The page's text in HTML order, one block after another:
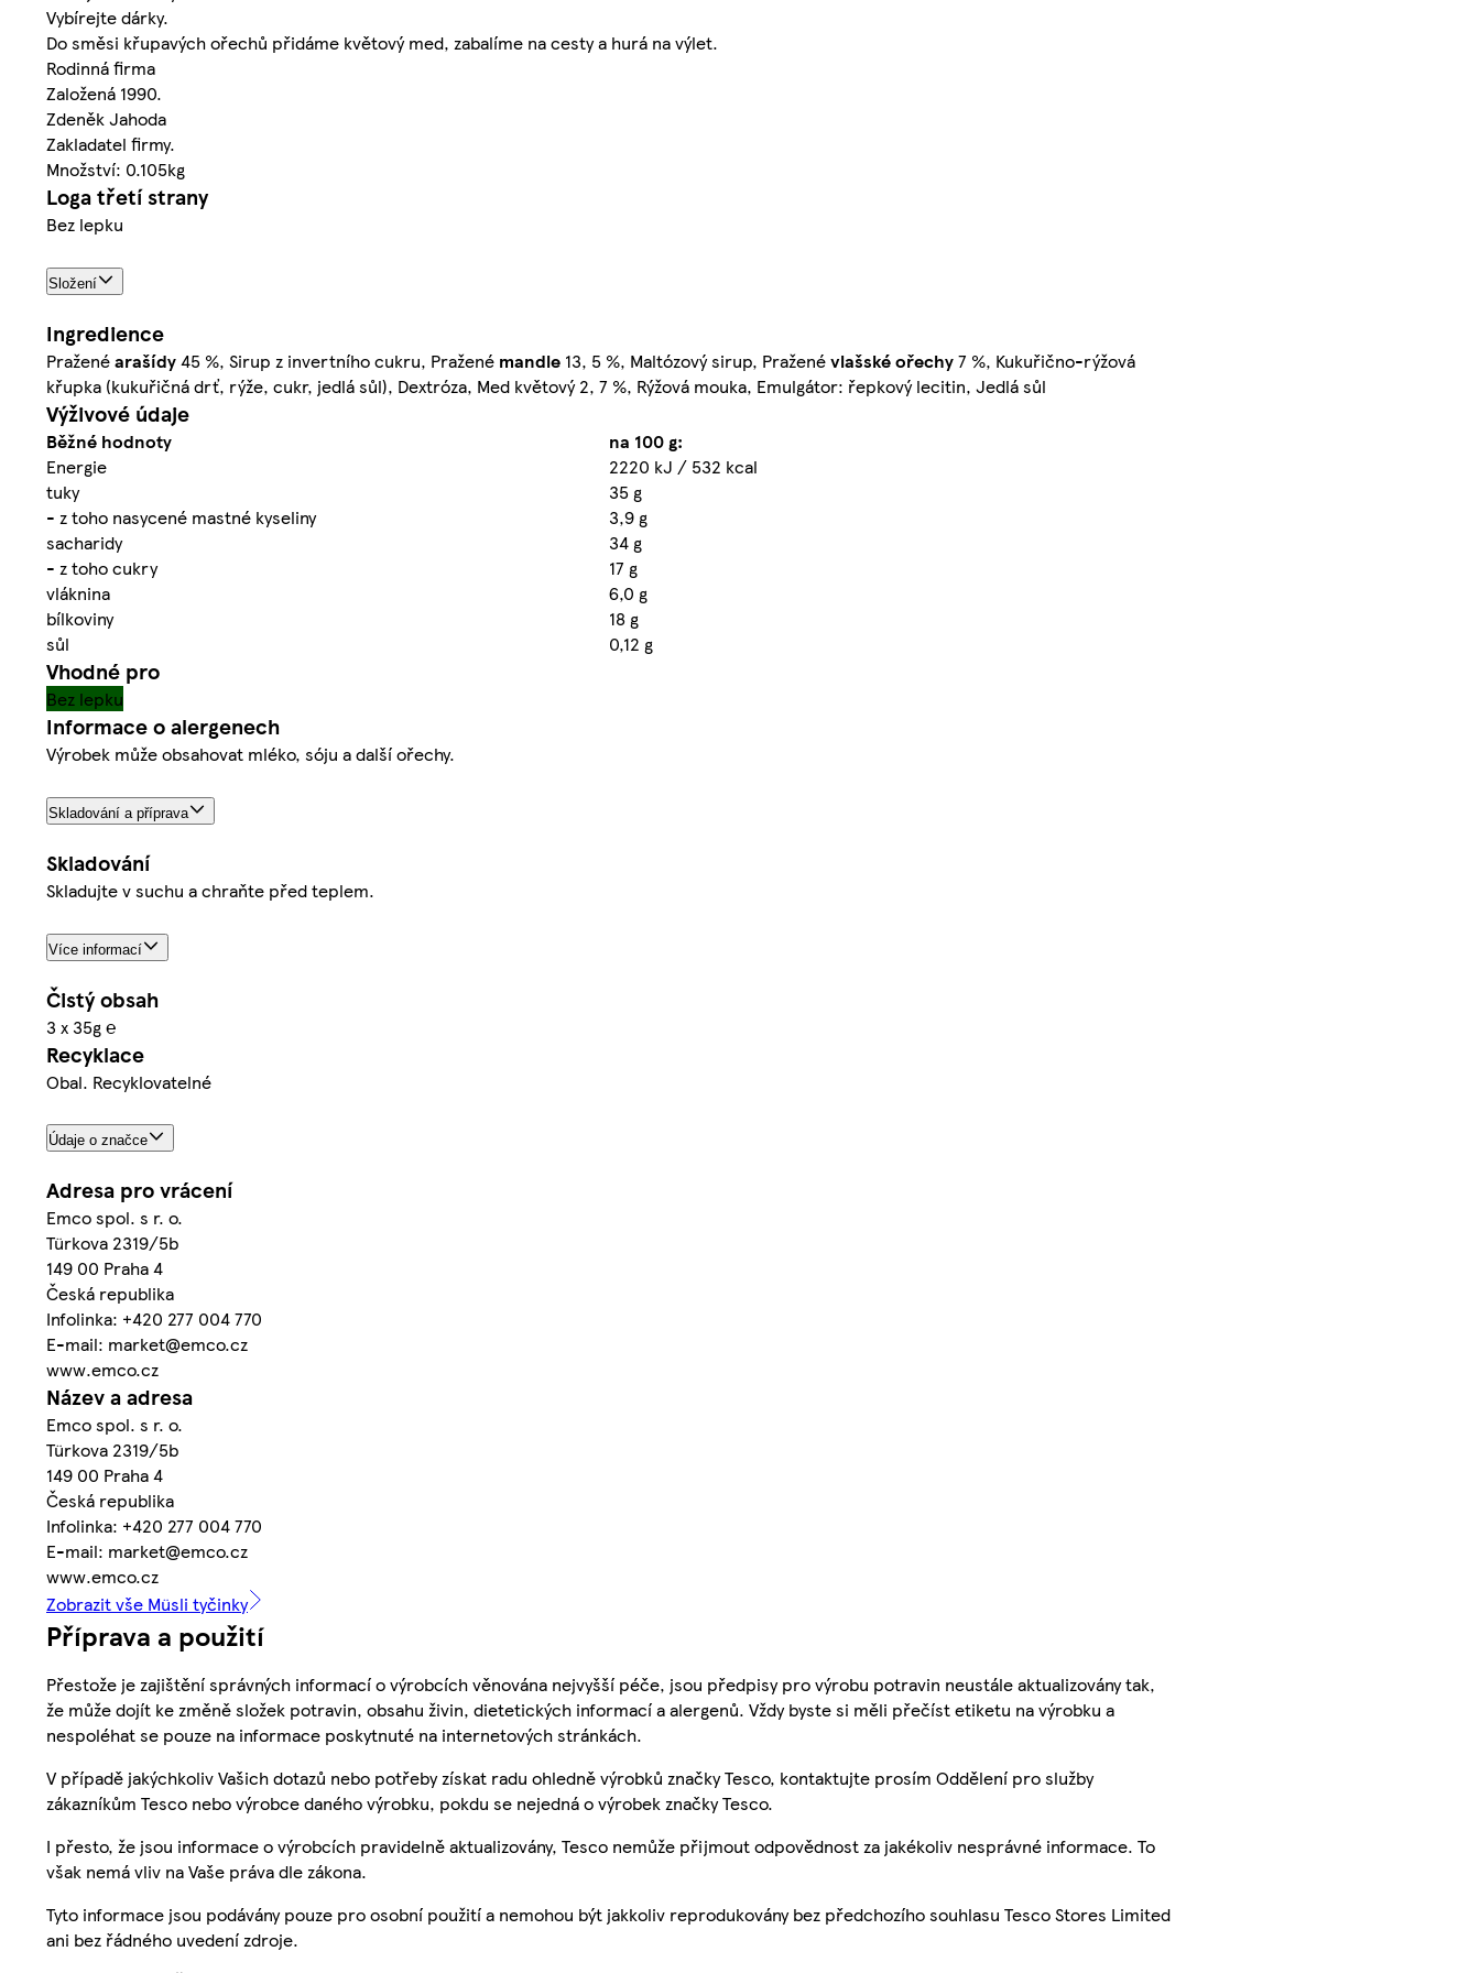
Vybírejte dárky.
Do směsi křupavých ořechů přidáme květový med, zabalíme na cesty a hurá na výlet.
Rodinná firma
Založená 1990.
Zdeněk Jahoda
Zakladatel firmy.
Množství: 0.105kg
Loga třetí strany
Bez lepku
Složení
Ingredience
Praženéarašídy45 %, Sirup z invertního cukru, Pražené mandle 13, 5 %, Maltózový sirup, Praženévlašské ořechy7 %, Kukuřično-rýžová
křupka (kukuřičná drť, rýže, cukr, jedlá sůl), Dextróza, Med květový 2, 7 %, Rýžová mouka, Emulgátor: řepkový lecitin, Jedlá sůl
Výživové údaje
Běžné hodnoty
na 100 g:
Energie
2220 kJ / 532 kcal
tuky
35 g
- z toho nasycené mastné kyseliny
3,9 g
sacharidy
34 g
- z toho cukry
17 g
vláknina
6,0 g
bílkoviny
18 g
sůl
0,12 g
Vhodné pro
Bez lepku
Informace o alergenech
Výrobek může obsahovat mléko, sóju a další ořechy.
Skladování a příprava
Skladování
Skladujte v suchu a chraňte před teplem.
Více informací
Čistý obsah
3 x 35g ℮
Recyklace
Obal. Recyklovatelné
Údaje o značce
Adresa pro vrácení
Emco spol. s r. o.
Türkova 2319/5b
149 00 Praha 4
Česká republika
Infolinka: +420 277 004 770
E-mail: market@emco.cz
www.emco.cz
Název a adresa
Emco spol. s r. o.
Türkova 2319/5b
149 00 Praha 4
Česká republika
Infolinka: +420 277 004 770
E-mail: market@emco.cz
www.emco.cz
Zobrazit vše Müsli tyčinky
Příprava a použití
Přestože je zajištění správných informací o výrobcích věnována nejvyšší péče, jsou předpisy pro výrobu potravin neustále aktualizovány tak,
že může dojít ke změně složek potravin, obsahu živin, dietetických informací a alergenů. Vždy byste si měli přečíst etiketu na výrobku a
nespoléhat se pouze na informace poskytnuté na internetových stránkách.
V případě jakýchkoliv Vašich dotazů nebo potřeby získat radu ohledně výrobků značky Tesco, kontaktujte prosím Oddělení pro služby
zákazníkům Tesco nebo výrobce daného výrobku, pokdu se nejedná o výrobek značky Tesco.
I přesto, že jsou informace o výrobcích pravidelně aktualizovány, Tesco nemůže přijmout odpovědnost za jakékoliv nesprávné informace. To
však nemá vliv na Vaše práva dle zákona.
Tyto informace jsou podávány pouze pro osobní použití a nemohou být jakkoliv reprodukovány bez předchozího souhlasu Tesco Stores Limited
ani bez řádného uvedení zdroje.